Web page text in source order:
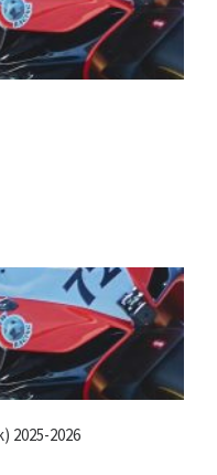
2025-2026